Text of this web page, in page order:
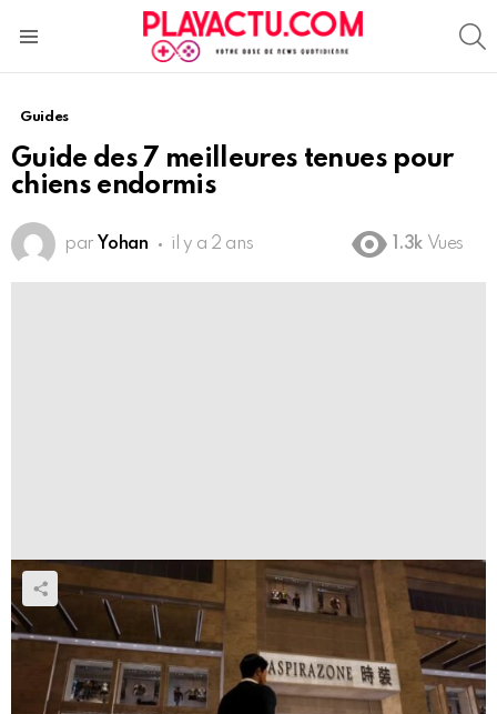
Guides
Guide des 7 meilleures tenues pour
chiens endormis
par Yohan il y a 2 ans 1.3k Vues